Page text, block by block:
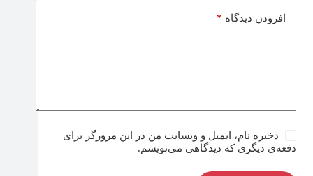
افزودن دیدگاه *
ذخیره نام، ایمیل و وبسایت من در این مرورگر برای
دفعه‌ی دیگری که دیدگاهی می‌نویسم.